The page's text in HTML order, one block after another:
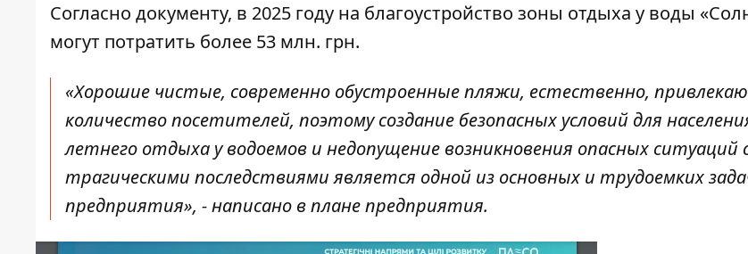
Согласно документу, в 2025 году на благоустройство зоны отдыха у воды
могут потратить более 53 млн. грн.
«Хорошие чистые, современно обустроенные пляжи, естественно,
количество посетителей, поэтому создание безопасных условий для
летнего отдыха у водоемов и недопущение возникновения опасных ситуаций
трагическими последствиями является одной из основных и трудоемких
предприятия», - написано в плане предприятия.